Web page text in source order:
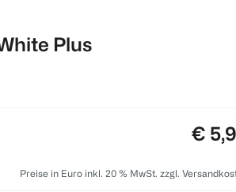
Plus
€
Preise in Euro inkl. 20 % MwSt. zzgl.